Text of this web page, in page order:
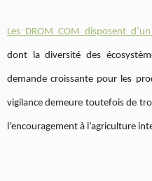
Les DROM COM disposent
dont la diversité des
demande croissante pour les
vigilance demeure toutefois de
l’encouragement à l’agriculture